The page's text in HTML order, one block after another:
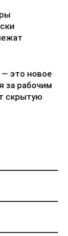
это новое
за рабочим
скрытую